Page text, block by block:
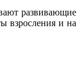
развивающие
взросления и на